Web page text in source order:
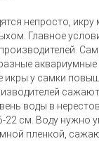
непросто, икру
Главное
аквариумные
икры у самки
воды в
см. Воду нужно
пленкой,